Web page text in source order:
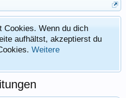
Cookies. Wenn du dich
aufhältst, akzeptierst du
Weitere